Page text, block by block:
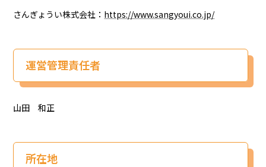
さんぎょうい株式会社： https://www.sangyoui.co.jp/
運営管理責任者
山田 和正
所在地